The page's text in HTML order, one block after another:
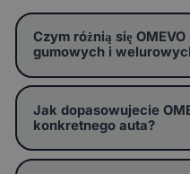
Czym różnią się
gumowych i
Jak dopasowujecie
konkretnego auta?